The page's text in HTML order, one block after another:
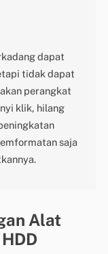
dapat
tidak dapat
perangkat
klik, hilang
saja
Alat